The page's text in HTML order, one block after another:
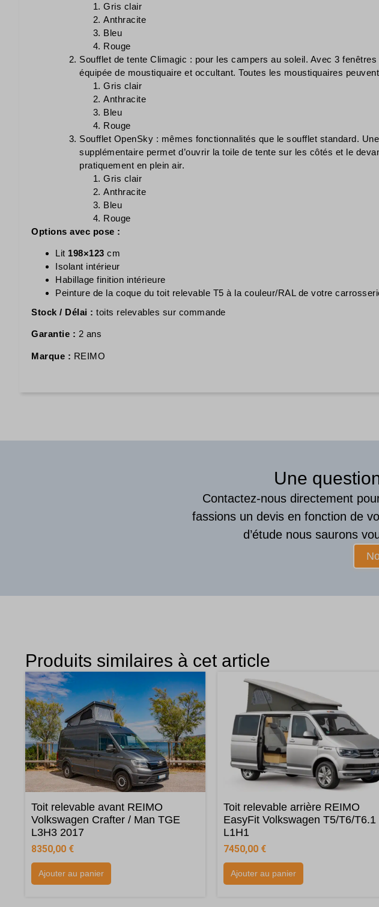
Gris clair
Anthracite
Bleu
Rouge
Soufflet de tente Climagic : pour les campers au soleil. Avec 3
équipée de moustiquaire et occultant. Toutes les moustiquaires
Gris clair
Anthracite
Bleu
Rouge
Soufflet OpenSky : mêmes fonctionnalités que le soufflet standard.
supplémentaire permet d’ouvrir la toile de tente sur les côtés et le
pratiquement en plein air.
Gris clair
Anthracite
Bleu
Rouge
Options avec pose :
Lit 198×123 cm
Isolant intérieur
Habillage finition intérieure
Peinture de la coque du toit relevable T5 à la couleur/RAL de votre
Stock / Délai : toits relevables sur commande
Garantie : 2 ans
Marque : REIMO
Une
Contactez-nous directement
fassions un devis en fonction de
d’étude nous saurons
Produits similaires à cet article
Toit relevable avant REIMO
Volkswagen Crafter / Man TGE
L3H3 2017
8350,00 €
Ajouter au panier
Toit relevable arrière REIMO
EasyFit Volkswagen T5/T6/T6.1
L1H1
7450,00 €
Ajouter au panier